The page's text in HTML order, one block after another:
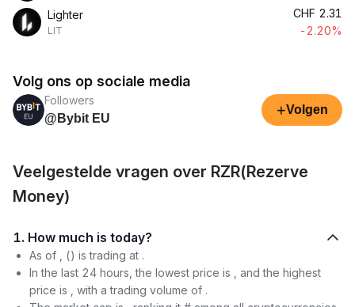
Lighter
LIT
CHF 2.31
-2.20%
Volg ons op sociale media
Followers
@Bybit EU
+Volgen
Veelgestelde vragen over RZR(Rezerve
Money)
1. How much is today?
As of , () is trading at .
In the last 24 hours, the lowest price is , and the highest
price is , with a trading volume of .